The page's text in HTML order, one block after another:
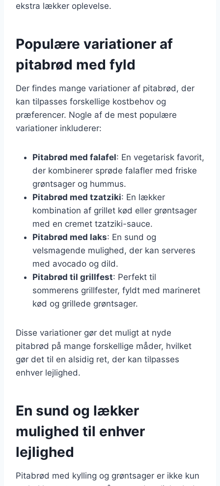
ekstra lækker oplevelse.
Populære variationer af
pitabrød med fyld
Der findes mange variationer af pitabrød, der
kan tilpasses forskellige kostbehov og
præferencer. Nogle af de mest populære
variationer inkluderer:
Pitabrød med falafel: En vegetarisk favorit,
der kombinerer sprøde falafler med friske
grøntsager og hummus.
Pitabrød med tzatziki: En lækker
kombination af grillet kød eller grøntsager
med en cremet tzatziki-sauce.
Pitabrød med laks: En sund og
velsmagende mulighed, der kan serveres
med avocado og dild.
Pitabrød til grillfest: Perfekt til
sommerens grillfester, fyldt med marineret
kød og grillede grøntsager.
Disse variationer gør det muligt at nyde
pitabrød på mange forskellige måder, hvilket
gør det til en alsidig ret, der kan tilpasses
enhver lejlighed.
En sund og lækker
mulighed til enhver
lejlighed
Pitabrød med kylling og grøntsager er ikke kun